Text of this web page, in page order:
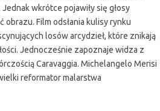
wkrótce pojawiły się głosy
Film odsłania kulisy rynku
losów arcydzieł, które znikają
Jednocześnie zapoznaje widza z
Caravaggia. Michelangelo Merisi
reformator malarstwa